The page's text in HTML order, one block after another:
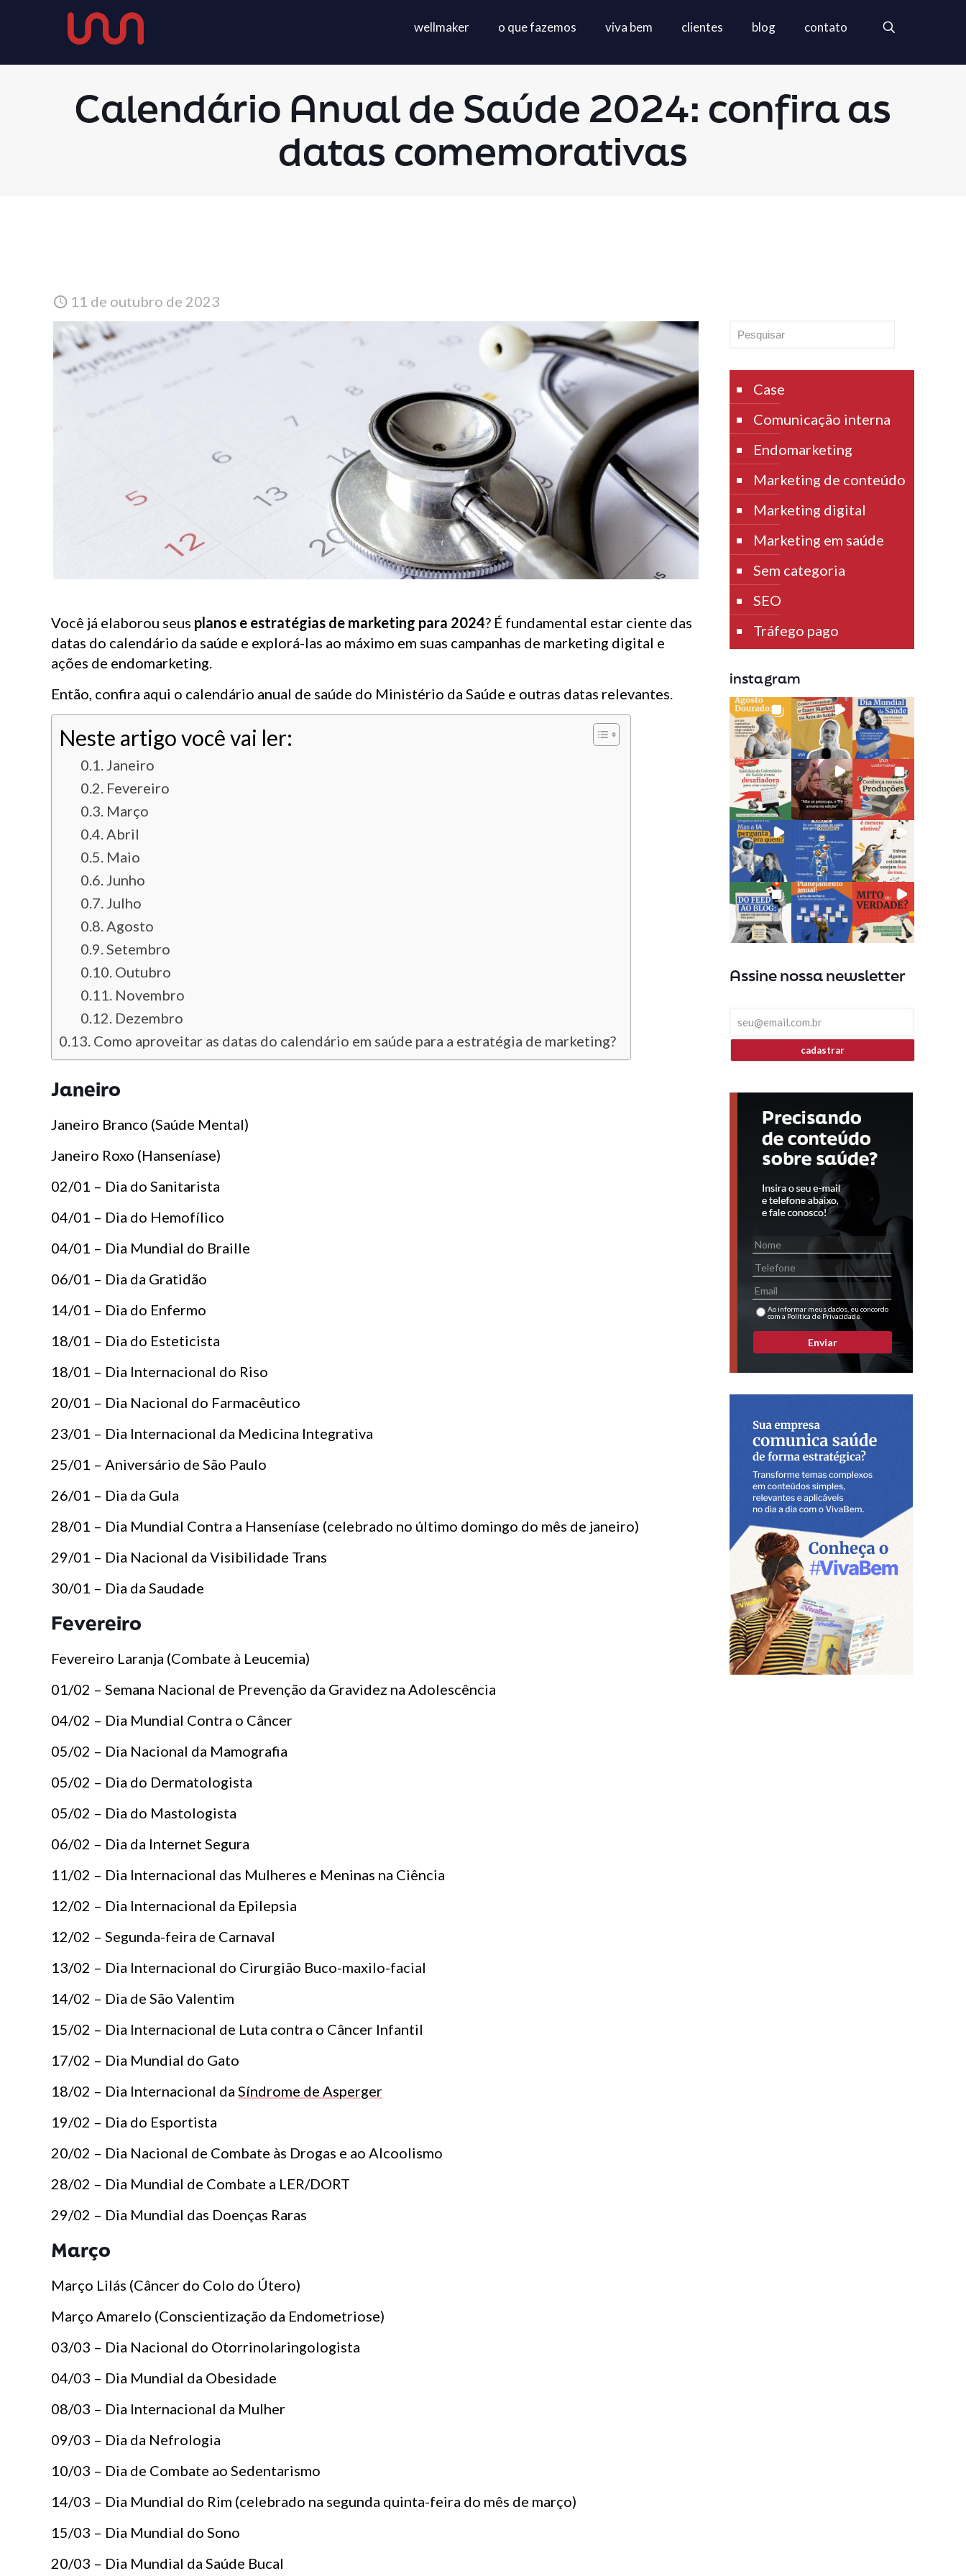
wellmaker o que fazemos viva bem clientes blog contato
Calendário Anual de Saúde 2024: confira as
datas comemorativas
11 de outubro de 2023
Você já elaborou seus planos e estratégias de marketing para 2024? É fundamental estar ciente das
datas do calendário da saúde e explorá-las ao máximo em suas campanhas de marketing digital e
ações de endomarketing.
Então, confira aqui o calendário anual de saúde do Ministério da Saúde e outras datas relevantes.
Neste artigo você vai ler:
Janeiro
Fevereiro
Março
Abril
Maio
Junho
Julho
Agosto
Setembro
Outubro
Novembro
Dezembro
Como aproveitar as datas do calendário em saúde para a estratégia de marketing?
Janeiro
Janeiro Branco (Saúde Mental)
Janeiro Roxo (Hanseníase)
02/01 – Dia do Sanitarista
04/01 – Dia do Hemofílico
04/01 – Dia Mundial do Braille
06/01 – Dia da Gratidão
14/01 – Dia do Enfermo
18/01 – Dia do Esteticista
18/01 – Dia Internacional do Riso
20/01 – Dia Nacional do Farmacêutico
23/01 – Dia Internacional da Medicina Integrativa
25/01 – Aniversário de São Paulo
26/01 – Dia da Gula
28/01 – Dia Mundial Contra a Hanseníase (celebrado no último domingo do mês de janeiro)
29/01 – Dia Nacional da Visibilidade Trans
30/01 – Dia da Saudade
Fevereiro
Fevereiro Laranja (Combate à Leucemia)
01/02 – Semana Nacional de Prevenção da Gravidez na Adolescência
04/02 – Dia Mundial Contra o Câncer
05/02 – Dia Nacional da Mamografia
05/02 – Dia do Dermatologista
05/02 – Dia do Mastologista
06/02 – Dia da Internet Segura
11/02 – Dia Internacional das Mulheres e Meninas na Ciência
12/02 – Dia Internacional da Epilepsia
12/02 – Segunda-feira de Carnaval
13/02 – Dia Internacional do Cirurgião Buco-maxilo-facial
14/02 – Dia de São Valentim
15/02 – Dia Internacional de Luta contra o Câncer Infantil
17/02 – Dia Mundial do Gato
18/02 – Dia Internacional daSíndrome de Asperger
19/02 – Dia do Esportista
20/02 – Dia Nacional de Combate às Drogas e ao Alcoolismo
28/02 – Dia Mundial de Combate a LER/DORT
29/02 – Dia Mundial das Doenças Raras
Março
Março Lilás (Câncer do Colo do Útero)
Março Amarelo (Conscientização da Endometriose)
03/03 – Dia Nacional do Otorrinolaringologista
04/03 – Dia Mundial da Obesidade
08/03 – Dia Internacional da Mulher
09/03 – Dia da Nefrologia
10/03 – Dia de Combate ao Sedentarismo
14/03 – Dia Mundial do Rim (celebrado na segunda quinta-feira do mês de março)
15/03 – Dia Mundial do Sono
20/03 – Dia Mundial da Saúde Bucal
Pesquisar
Case
Comunicação interna
Endomarketing
Marketing de conteúdo
Marketing digital
Marketing em saúde
Sem categoria
SEO
Tráfego pago
instagram
Assine nossa newsletter
cadastrar
Ao informar meus dados, eu concordo
com a Política de Privacidade.
Enviar